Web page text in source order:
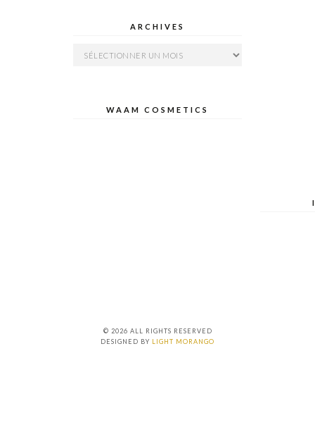
ARCHIVES
Archives
WAAM COSMETICS
© 2026 ALL RIGHTS RESERVED
DESIGNED BY LIGHT MORANGO